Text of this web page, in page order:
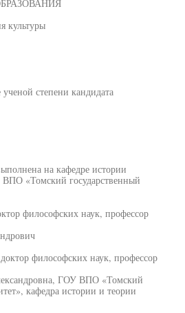
культуры
степени кандидата
на кафедре истории
«Томский государственный
философских наук, профессор
философских наук, профессор
ГОУ ВПО «Томский
кафедра истории и теории